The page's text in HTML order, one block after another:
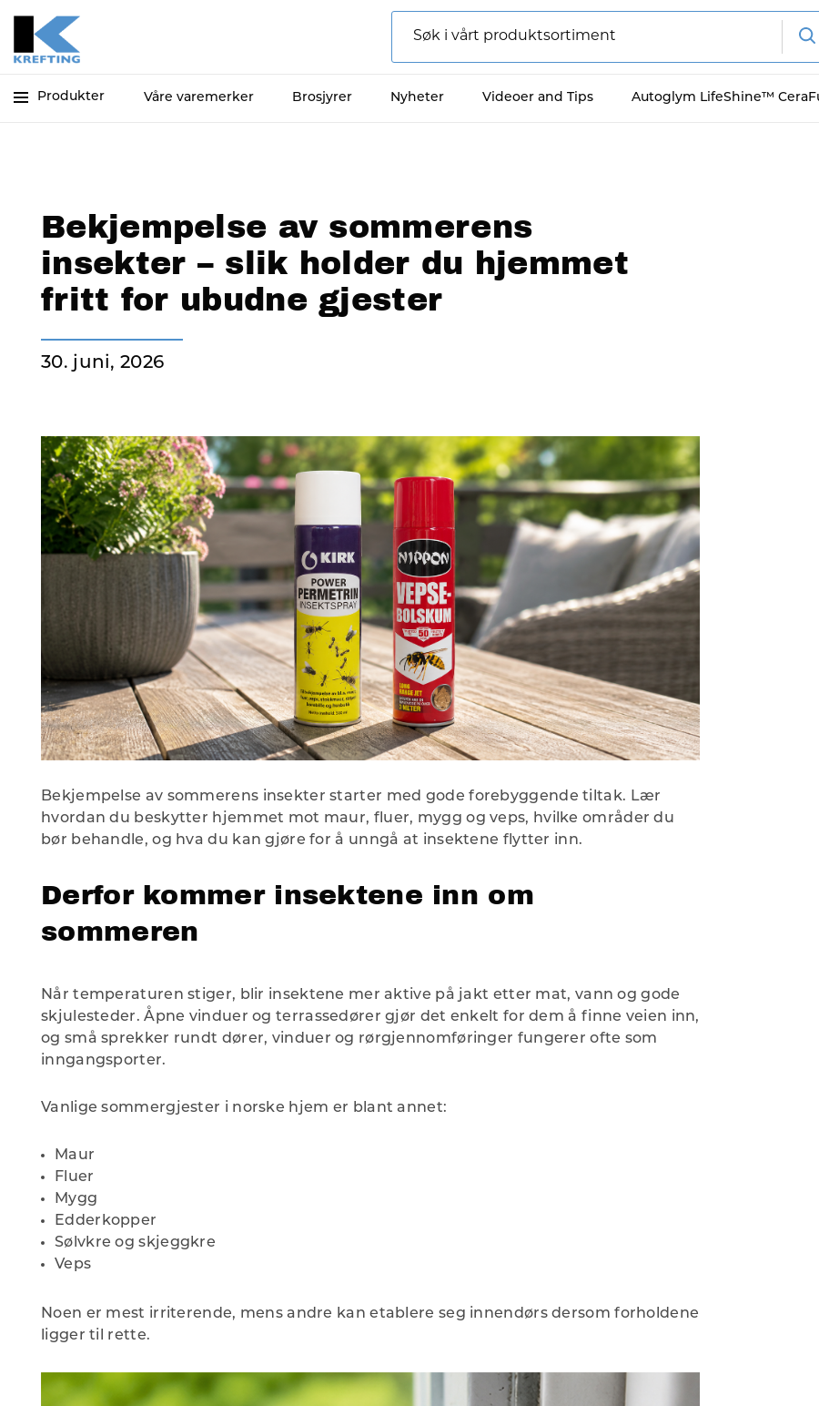
Produkter Våre varemerker Brosjyrer Nyheter Videoer and Tips Autoglym LifeShine™
Bekjempelse av sommerens
insekter – slik holder du hjemmet
fritt for ubudne gjester
30. juni, 2026
Bekjempelse av sommerens insekter starter med gode forebyggende tiltak. Lær
hvordan du beskytter hjemmet mot maur, fluer, mygg og veps, hvilke områder du
bør behandle, og hva du kan gjøre for å unngå at insektene flytter inn.
Derfor kommer insektene inn om
sommeren
Når temperaturen stiger, blir insektene mer aktive på jakt etter mat, vann og gode
skjulesteder. Åpne vinduer og terrassedører gjør det enkelt for dem å finne veien inn,
og små sprekker rundt dører, vinduer og rørgjennomføringer fungerer ofte som
inngangsporter.
Vanlige sommergjester i norske hjem er blant annet:
Maur
Fluer
Mygg
Edderkopper
Sølvkre og skjeggkre
Veps
Noen er mest irriterende, mens andre kan etablere seg innendørs dersom forholdene
ligger til rette.